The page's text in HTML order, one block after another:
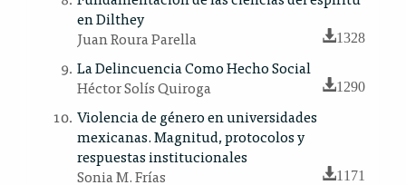
en Dilthey
Juan Roura Parella
1328
La Delincuencia Como Hecho Social
Héctor Solís Quiroga
1290
Violencia de género en universidades
mexicanas. Magnitud, protocolos y
respuestas institucionales
Sonia M. Frías
1171